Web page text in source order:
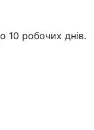
10 робочих днів.